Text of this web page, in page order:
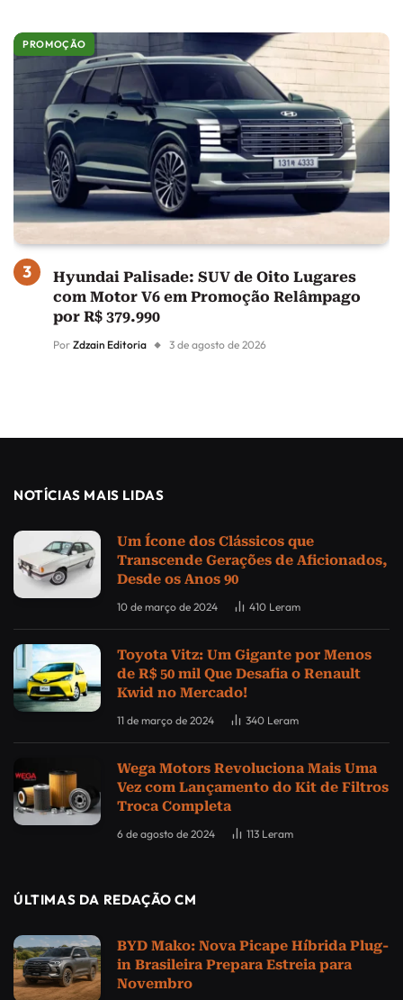
PROMOÇÃO
Hyundai Palisade: SUV de Oito Lugares
com Motor V6 em Promoção Relâmpago
por R$ 379.990
Por Zdzain Editoria 3 de agosto de 2026
NOTÍCIAS MAIS LIDAS
Um Ícone dos Clássicos que
Transcende Gerações de Aficionados,
Desde os Anos 90
10 de março de 2024 410 Leram
Toyota Vitz: Um Gigante por Menos
de R$ 50 mil Que Desafia o Renault
Kwid no Mercado!
11 de março de 2024 340 Leram
Wega Motors Revoluciona Mais Uma
Vez com Lançamento do Kit de Filtros
Troca Completa
6 de agosto de 2024 113 Leram
ÚLTIMAS DA REDAÇÃO CM
BYD Mako: Nova Picape Híbrida Plug-
in Brasileira Prepara Estreia para
Novembro